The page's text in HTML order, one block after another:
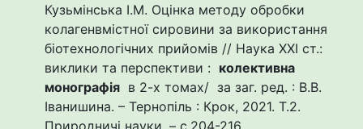
Кузьмінська І.М. Оцінка методу обробки
колагенвмістної сировини за використання
біотехнологічних прийомів // Наука XXI ст.:
виклики та перспективи : колективна
монографія в 2-х томах/ за заг. ред. : В.В.
Іванишина. – Тернопіль : Крок, 2021. Т.2.